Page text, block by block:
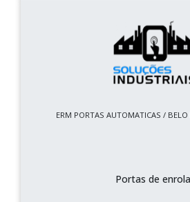
ERM PORTAS AUTOMATICAS /
Portas de